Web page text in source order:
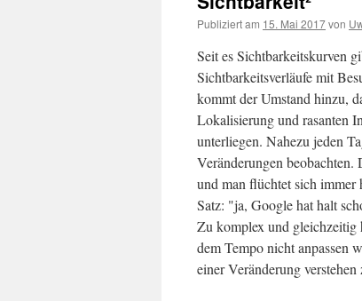
Publiziert am 15. Mai 2017von
Seit es Sichtbarkeitskurven
Sichtbarkeitsverläufe mit
kommt der Umstand hinzu,
Lokalisierung und rasanten
unterliegen. Nahezu jeden
Veränderungen
und man flüchtet sich
Satz: "ja, Google hat halt
Zu komplex und gleichzeitig
dem Tempo nicht anpassen
einer Veränderung